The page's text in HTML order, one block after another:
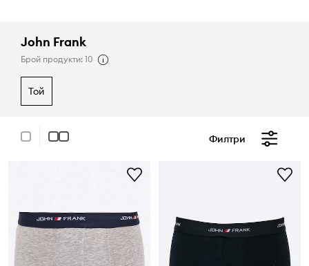
John Frank
Брой продукти: 10
той
Филтри